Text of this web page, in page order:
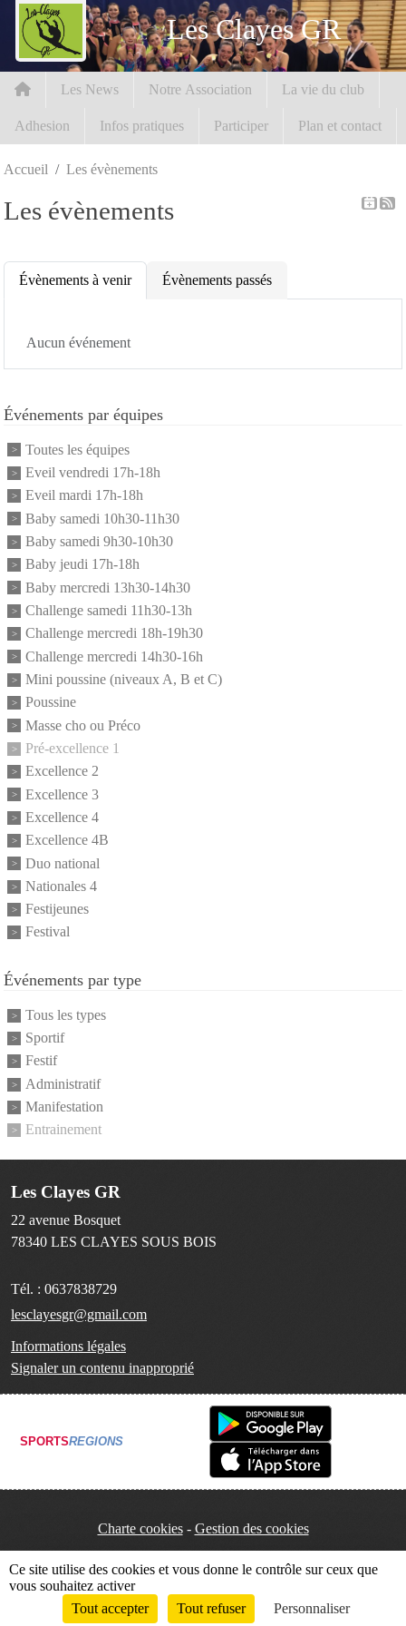
Les Clayes GR
Les News Notre Association La vie du club
Adhesion Infos pratiques Participer Plan et contact
Accueil Les évènements
Les évènements
Évènements à venir Évènements passés
Aucun événement
Événements par équipes
Toutes les équipes
Eveil vendredi 17h-18h
Eveil mardi 17h-18h
Baby samedi 10h30-11h30
Baby samedi 9h30-10h30
Baby jeudi 17h-18h
Baby mercredi 13h30-14h30
Challenge samedi 11h30-13h
Challenge mercredi 18h-19h30
Challenge mercredi 14h30-16h
Mini poussine (niveaux A, B et C)
Poussine
Masse cho ou Préco
Pré-excellence 1
Excellence 2
Excellence 3
Excellence 4
Excellence 4B
Duo national
Nationales 4
Festijeunes
Festival
Événements par type
Tous les types
Sportif
Festif
Administratif
Manifestation
Entrainement
Les Clayes GR
22 avenue Bosquet
78340 LES CLAYES SOUS BOIS
Tél. : 0637838729
lesclayesgr@gmail.com
Informations légales
Signaler un contenu inapproprié
SPORTSREGIONS
Charte cookies Gestion des cookies
Envie de participer ? Connexion
Panneau de gestion des cookies
Ce site utilise des cookies et vous donne le contrôle sur ceux que
vous souhaitez activer
Tout accepter
Tout refuser Personnaliser